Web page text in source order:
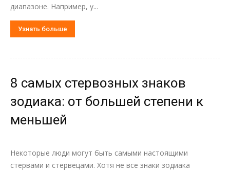
диапазоне. Например, у...
Узнать больше
8 самых стервозных знаков
зодиака: от большей степени к
меньшей
Некоторые люди могут быть самыми настоящими
стервами и стервецами. Хотя не все знаки зодиака